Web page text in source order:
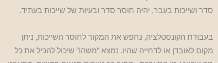
סדר ושייכות בעבר, יהיה חוסר סדר ובעיות של שייכות בעתיד.
בעבודת הקונסטלציה, נחפש את המקור לחוסר השייכות, ניתן
מקום לאובדן או לדחייה שהיו, נמצא “משהו” שיכול להכיל את כל